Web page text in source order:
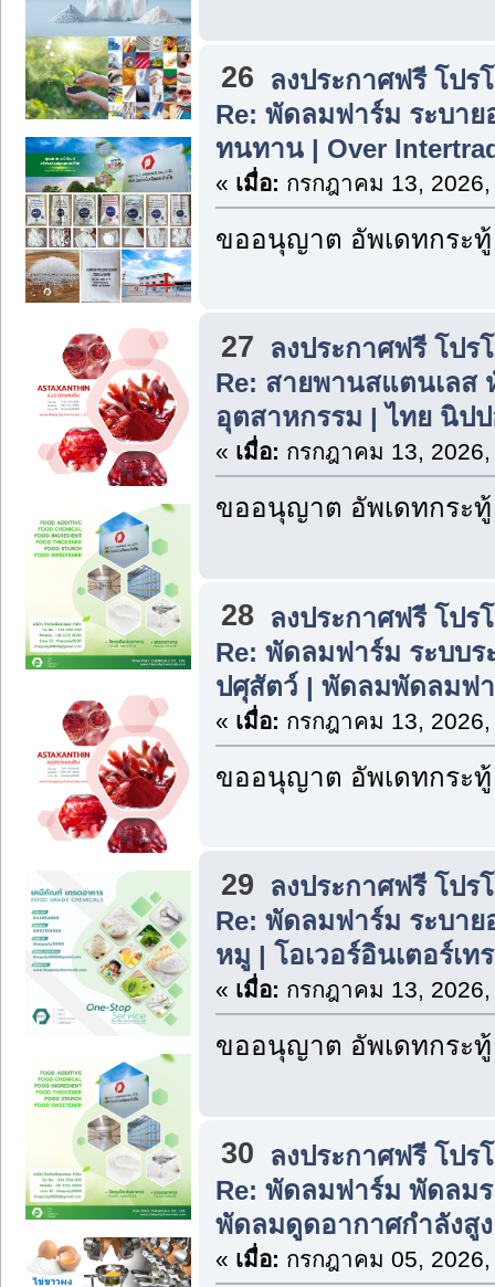
26
ลงประกาศฟรี โป
Re: พัดลมฟาร์ม ระบา
ทนทาน | Over
« เมื่อ: กรกฎาคม 13,
ขออนุญาต อัพเดทกระทู้
27
ลงประกาศฟรี โป
Re: สายพานสแตนเลส
อุตสาหกรรม | ไทย นิป
« เมื่อ: กรกฎาคม 13,
ขออนุญาต อัพเดทกระทู้
28 ลงประกาศฟรี โป
Re: พัดลมฟาร์ม ระบบ
ปศุสัตว์ | พัดลมพัดลมฟ
« เมื่อ: กรกฎาคม 13,
ขออนุญาต อัพเดทกระทู้
29
ลงประกาศฟรี โป
Re: พัดลมฟาร์ม ระบา
หมู | โอเวอร์อินเตอร์เท
« เมื่อ: กรกฎาคม 13,
ขออนุญาต อัพเดทกระทู้
30
ลงประกาศฟรี โป
Re: พัดลมฟาร์ม พัดลม
พัดลมดูดอากาศกำลังสู
« เมื่อ: กรกฎาคม 05,